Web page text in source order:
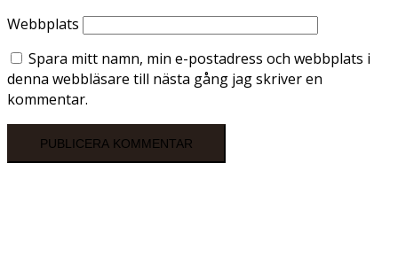
Webbplats
Spara mitt namn, min e-postadress och webbplats i
denna webbläsare till nästa gång jag skriver en
kommentar.